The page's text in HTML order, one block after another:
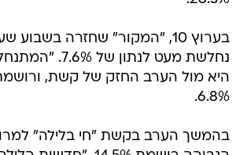
נחלשת מעט לנתון
היא מול הערב החזק של קשת,
6.8%.
בהמשך הערב בקשת "חי בלילה"